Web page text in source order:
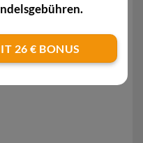
26 € BONUS